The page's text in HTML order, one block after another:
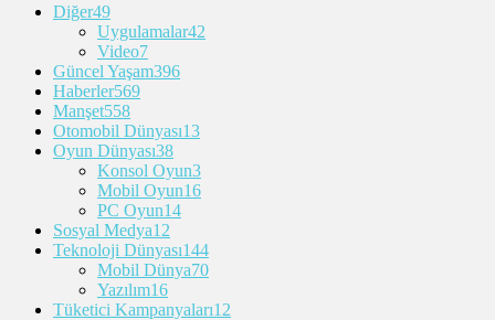
Diğer49
Uygulamalar42
Video7
Güncel Yaşam396
Haberler569
Manşet558
Otomobil Dünyası13
Oyun Dünyası38
Konsol Oyun3
Mobil Oyun16
PC Oyun14
Sosyal Medya12
Teknoloji Dünyası144
Mobil Dünya70
Yazılım16
Tüketici Kampanyaları12